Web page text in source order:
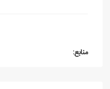
منابع: